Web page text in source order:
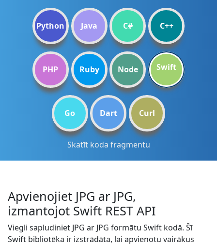
Python Java C# C++
PHP Ruby Node Swift
Go Dart Curl
Skatīt koda fragmentu
Apvienojiet JPG ar JPG,
izmantojot Swift REST API
Viegli sapludiniet JPG ar JPG formātu Swift kodā. Šī
Swift bibliotēka ir izstrādāta, lai apvienotu vairākus